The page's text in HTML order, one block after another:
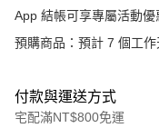
App 結帳可享專屬活動優
預購商品：預計 7 個工作
付款與運送方式
宅配滿NT$800免運